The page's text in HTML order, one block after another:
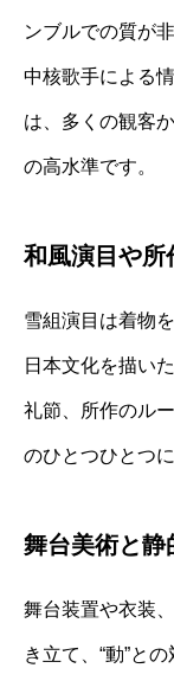
ンブルでの質が
中核歌手による
は、多くの観客
の高水準です。
和風演目や所
雪組演目は着物
日本文化を描い
礼節、所作のル
のひとつひとつ
舞台美術と静
舞台装置や衣装
き立て、“動”と